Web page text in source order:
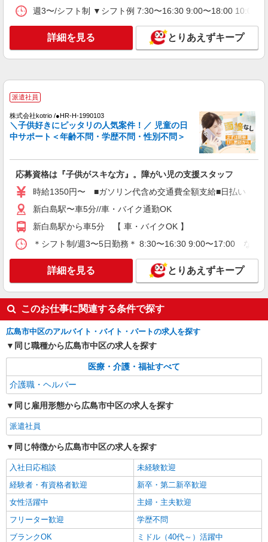
キープ
パート 派遣社員
日研トータルソーシング株式会社 メディカルケア事業部/広島オフィ
広島県広島市中区 【最寄駅】本川町電停
キープ 詳細を見る
日研トータルソーシング株式会社 メディカルケア事業部/広島オフィ
ス【看護助手】
時給1,300円 ★週払いOK（規定あり） ※給与
幅は経験・能力による
広島県広島市中区 【最寄駅】銀山町電停
キープ 詳細を見る
派遣社員
株式会社kotrio /●HR-H-1992254
土橋駅⇒需要のある福祉業界で介護デビュー＊
資格支援あり
時給1350円〜1937円 ＜日払い有/週払い有/交
通費全支給(ガソリン代含む)＞
広島市中区
キープ
アルバイト
日研トータルソーシング株式会社 メディカルケア事業部/広島オフィ
ス【看護助手】
看護助手（ナースエイド）
時給1,300円 ★週払いOK（規定あり） ※給与
幅は経験・能力による
広島県広島市中区 【最寄駅】白島電停
キープ 詳細を見る
週3〜/シフト制 ▼シフト例 7:30〜16:30 9:00〜18:00
詳細を見る とりあえずキープ
派遣社員
株式会社kotrio /●HR-H-1990103
＼子供好きにピッタリの人気案件！／ 児童の日
中サポート＜年齢不問・学歴不問・性別不問＞
応募資格は『子供がスキな方』。障がい児の支援スタッフ
時給1350円〜 ■ガソリン代含め交通費全額支給■日払い・週
新白島駅〜車5分//車・バイク通勤OK
新白島駅から車5分 【 車・バイクOK 】
＊シフト制/週3〜5日勤務＊ 8:30〜16:30 9:00〜17:00 など
詳細を見る とりあえずキープ
このお仕事に関連する条件で探す
広島市中区のアルバイト・バイト・パートの求人を探す
同じ職種から広島市中区の求人を探す
医療・介護・福祉すべて
介護職・ヘルパー
同じ雇用形態から広島市中区の求人を探す
派遣社員
同じ特徴から広島市中区の求人を探す
入社日応相談
未経験歓迎
経験者・有資格者歓迎
新卒・第二新卒歓迎
女性活躍中
主婦・主夫歓迎
フリーター歓迎
学歴不問
ブランクOK
ミドル（40代～）活躍中